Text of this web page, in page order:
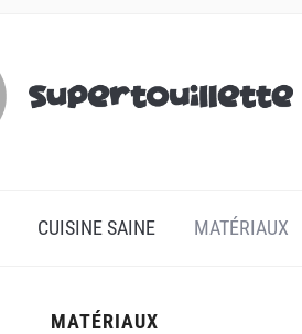
CUISINE SAINE MATÉRIAUX
MATÉRIAUX